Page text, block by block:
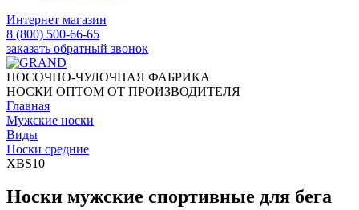
Интернет магазин
8 (800) 500-66-65
заказать обратный звонок
НОСОЧНО-ЧУЛОЧНАЯ ФАБРИКА
НОСКИ ОПТОМ ОТ ПРОИЗВОДИТЕЛЯ
Главная
Мужские носки
Виды
Носки средние
XBS10
Носки мужские спортивные для бега